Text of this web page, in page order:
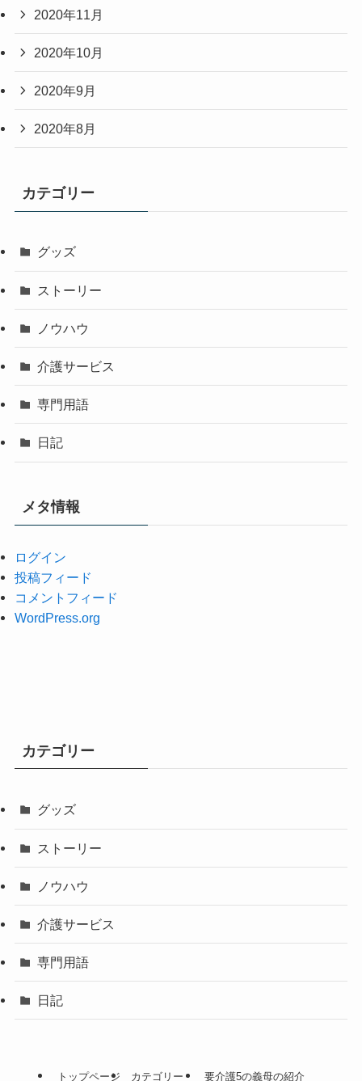
2020年11月
2020年10月
2020年9月
2020年8月
カテゴリー
グッズ
ストーリー
ノウハウ
介護サービス
専門用語
日記
メタ情報
ログイン
投稿フィード
コメントフィード
WordPress.org
カテゴリー
グッズ
ストーリー
ノウハウ
介護サービス
専門用語
日記
トップページ カテゴリー 要介護5の義母の紹介